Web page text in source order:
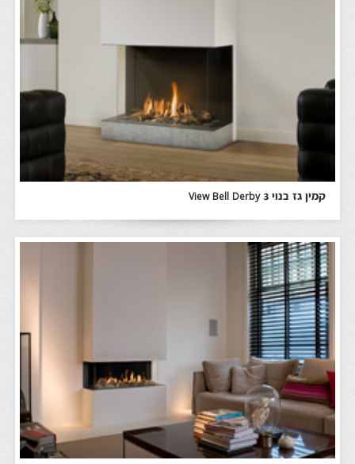
קמין גז בנוי View Bell Derby 3